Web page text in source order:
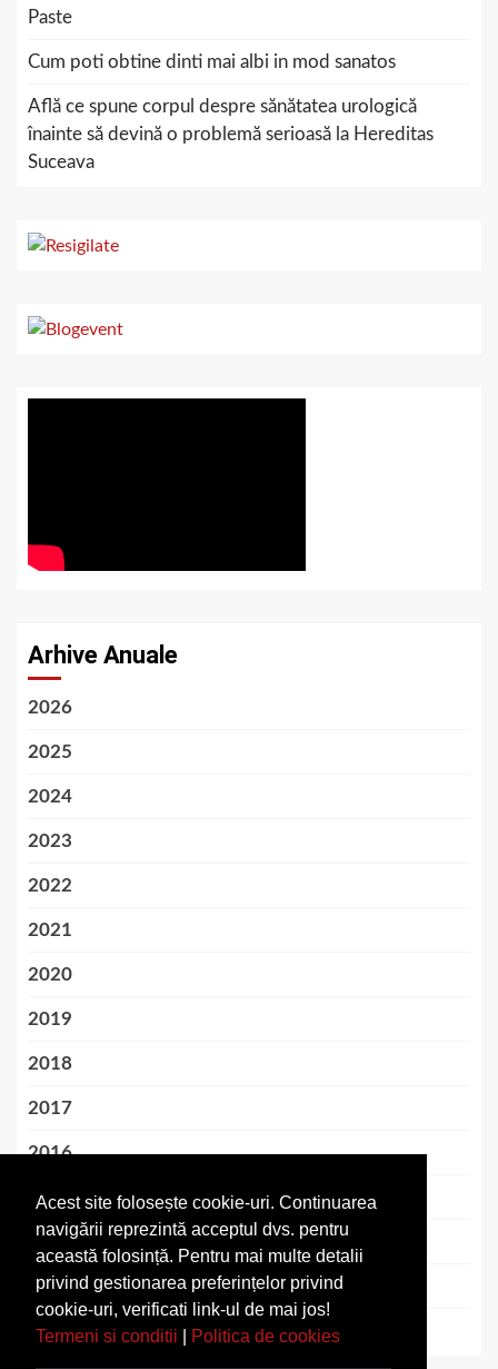
Acest site folosește cookie-uri. Continuarea
navigării reprezintă acceptul dvs. pentru
această folosință. Pentru mai multe detalii
privind gestionarea preferințelor privind
cookie-uri, verificati link-ul de mai jos!
Termeni si conditii
Politica de cookies
Paste
Cum poti obtine dinti mai albi in mod sanatos
Află ce spune corpul despre sănătatea urologică
înainte să devină o problemă serioasă la Hereditas
Suceava
Arhive Anuale
2026
2025
2024
2023
2022
2021
2020
2019
2018
2017
2016
2015
2014
2013
2012